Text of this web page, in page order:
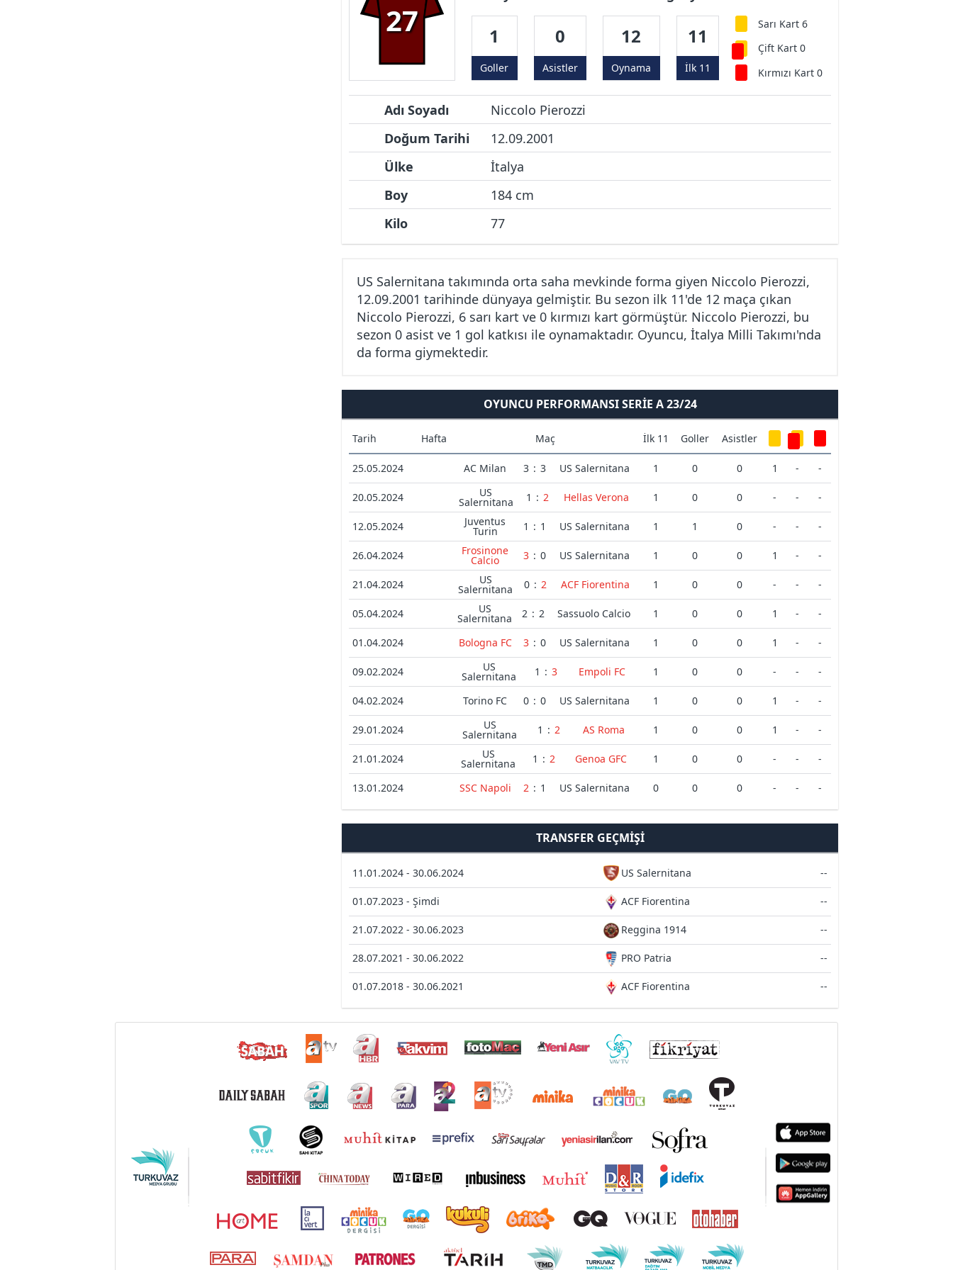
27 1
Goller
0
Asistler
12
Oynama
11
İlk 11
Sarı Kart 6
Çift Kart 0
Kırmızı Kart 0
Adı Soyadı
Niccolo Pierozzi
Doğum Tarihi
12.09.2001
Ülke
İtalya
Boy
184 cm
Kilo
77
US Salernitana takımında orta saha mevkinde forma giyen Niccolo Pierozzi,
12.09.2001 tarihinde dünyaya gelmiştir. Bu sezon ilk 11'de 12 maça çıkan
Niccolo Pierozzi, 6 sarı kart ve 0 kırmızı kart görmüştür. Niccolo Pierozzi, bu
sezon 0 asist ve 1 gol katkısı ile oynamaktadır. Oyuncu, İtalya Milli Takımı'nda
da forma giymektedir.
OYUNCU PERFORMANSI SERIE A 23/24
Tarih Hafta Maç İlk 11 Goller Asistler
25.05.2024 AC Milan 3 : 3 US Salernitana 1 0 0 1 - -
20.05.2024 US
Salernitana 1 : 2 Hellas Verona 1 0 0 - - -
12.05.2024 Juventus
Turin 1 : 1 US Salernitana 1 1 0 - - -
26.04.2024 Frosinone
Calcio 3 : 0 US Salernitana 1 0 0 1 - -
21.04.2024 US
Salernitana 0 : 2 ACF Fiorentina 1 0 0 - - -
05.04.2024 US
Salernitana 2 : 2 Sassuolo Calcio 1 0 0 1 - -
01.04.2024 Bologna FC 3 : 0 US Salernitana 1 0 0 1 - -
09.02.2024 US
Salernitana 1 : 3 Empoli FC 1 0 0 - - -
04.02.2024 Torino FC 0 : 0 US Salernitana 1 0 0 1 - -
29.01.2024 US
Salernitana 1 : 2 AS Roma 1 0 0 1 - -
21.01.2024 US
Salernitana 1 : 2 Genoa GFC 1 0 0 - - -
13.01.2024 SSC Napoli 2 : 1 US Salernitana 0 0 0 - - -
TRANSFER GEÇMIŞI
11.01.2024 - 30.06.2024 US Salernitana --
01.07.2023 - Şimdi ACF Fiorentina --
21.07.2022 - 30.06.2023 Reggina 1914 --
28.07.2021 - 30.06.2022 PRO Patria --
01.07.2018 - 30.06.2021 ACF Fiorentina --